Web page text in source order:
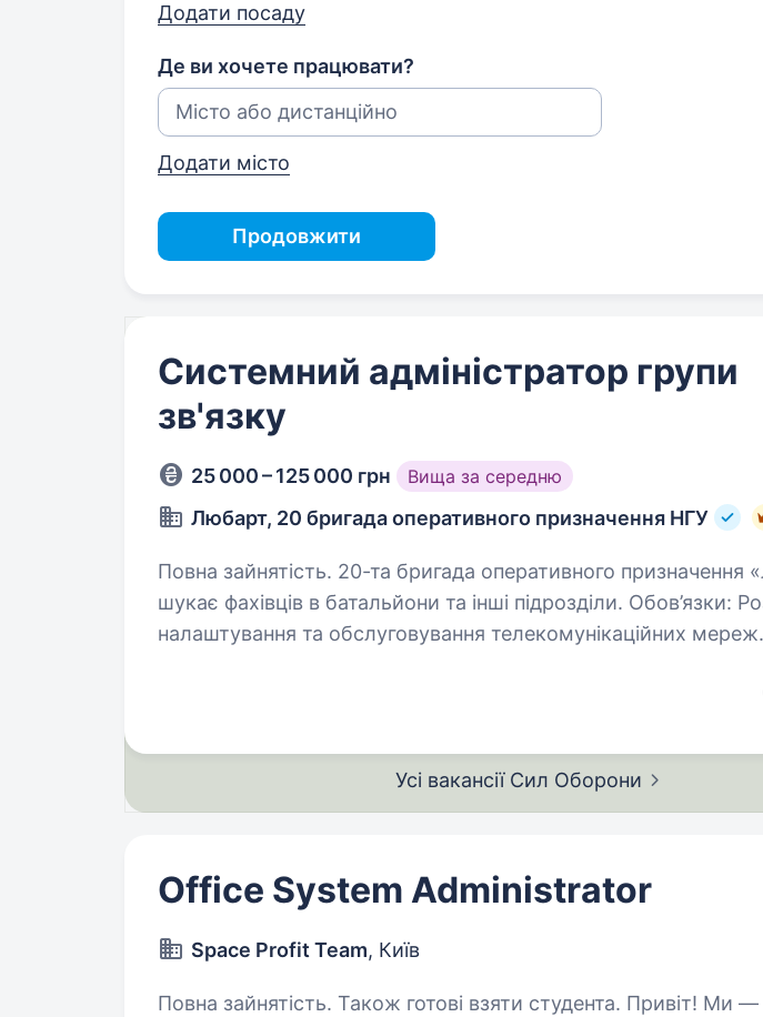
Додати посаду
Де ви хочете працювати?
Додати місто
Продовжити
Системний адміністратор групи
зв'язку
25 000 – 125 000 грн Вища за середню
Любарт, 20 бригада оперативного призначення НГУ
Повна зайнятість. 20-та бригада оперативного призначення «Любарт»
шукає фахівців в батальйони та інші підрозділи. Обов’язки: Розгортання,
налаштування та обслуговування телекомунікаційних мереж
Усі вакансії Сил Оборони
Office System Administrator
Space Profit Team, Київ
Повна зайнятість. Також готові взяти студента. Привіт! Ми — Space Profit